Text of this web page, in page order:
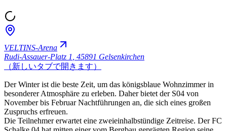
VELTINS-Arena
Rudi-Assauer-Platz 1 45891 Gelsenkirchen
（新しいタブで開きます）
Der Winter ist die beste Zeit, um das königsblaue Wohnzimmer in
besonderer Atmosphäre zu erleben. Daher bietet der S04 von
November bis Februar Nachtführungen an, die sich eines großen
Zuspruchs erfreuen.
Die Teilnehmer erwartet eine zweieinhalbstündige Zeitreise. Der FC